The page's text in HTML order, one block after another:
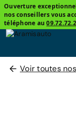
Ouverture
nos conseillers vous
téléphone au
Voir toutes